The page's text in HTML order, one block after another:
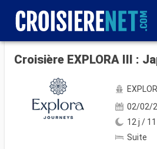
Voir les 63 autres photos
Croisière EXPLORA III :
02/02/
12 j /
Suite